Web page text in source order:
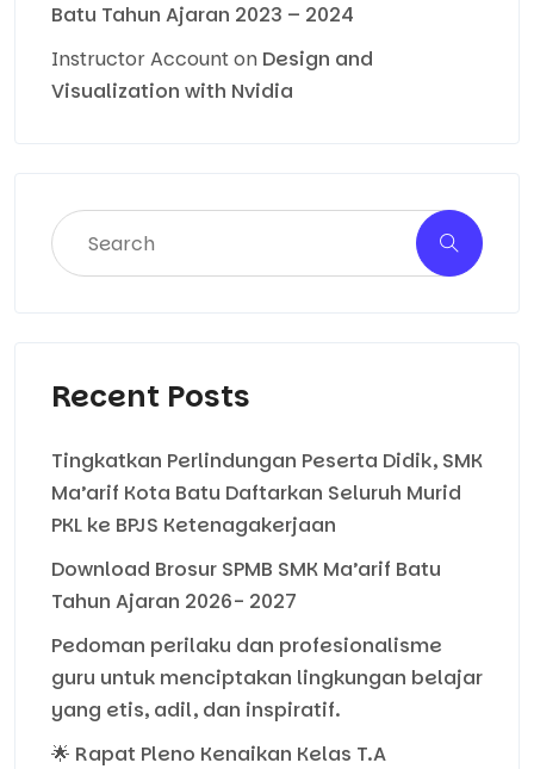
Batu Tahun Ajaran 2023 – 2024
Instructor Accounton Design and
Visualization with Nvidia
Recent Posts
Tingkatkan Perlindungan Peserta Didik, SMK
Ma’arif Kota Batu Daftarkan Seluruh Murid
PKL ke BPJS Ketenagakerjaan
Download Brosur SPMB SMK Ma’arif Batu
Tahun Ajaran 2026- 2027
Pedoman perilaku dan profesionalisme
guru untuk menciptakan lingkungan belajar
yang etis, adil, dan inspiratif.
🌟 Rapat Pleno Kenaikan Kelas T.A